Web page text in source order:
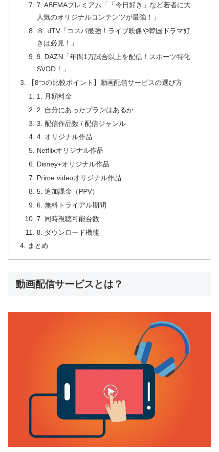
7. ABEMAプレミアム「「今日好き」など若者に大
人気のオリジナルコンテンツが最強！」
８. dTV「コスパ最強！ライブ映像や韓国ドラマ好
きは必見！」
9. DAZN「年間1万試合以上を配信！スポーツ特化
SVOD！」
【8つの比較ポイント】動画配信サービスの選び方
1. 月額料金
2. 自分にあったプランはあるか
3. 配信作品数 / 配信ジャンル
4. オリジナル作品
Netflixオリジナル作品
Disney+オリジナル作品
Prime videoオリジナル作品
5. 追加課金（PPV）
6. 無料トライアル期間
7. 同時視聴可能台数
8. ダウンロード機能
まとめ
動画配信サービスとは？